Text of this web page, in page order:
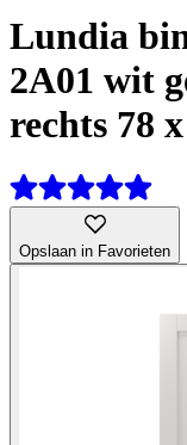
Lundia
2A01 wit
rechts 78
Opslaan in Favorieten